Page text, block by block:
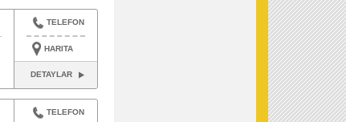
TELEFON
HARITA
DETAYLAR
TELEFON